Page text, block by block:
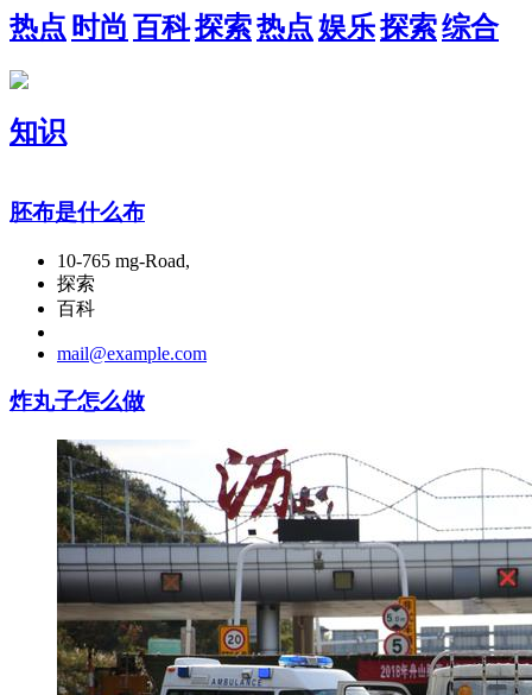
热点 时尚 百科探索热点娱乐探索综合
知识
胚布是什么布
10-765 mg-Road,
探索
百科
mail@example.com
炸丸子怎么做